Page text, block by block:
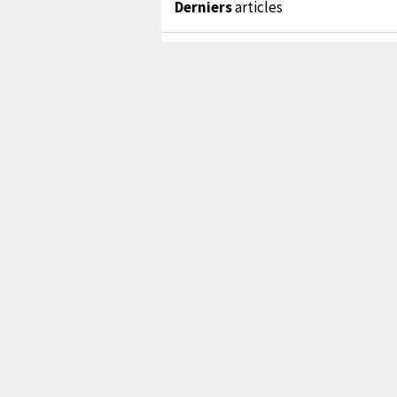
Derniersarticles